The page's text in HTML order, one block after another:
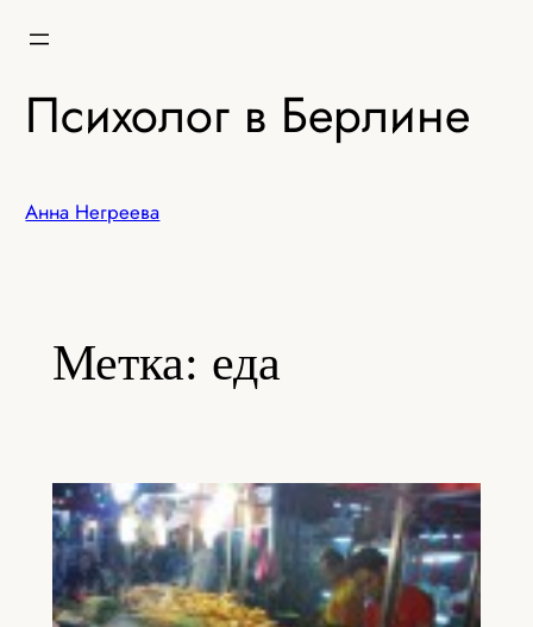
Психолог в Берлине
Анна Негреева
Метка: еда